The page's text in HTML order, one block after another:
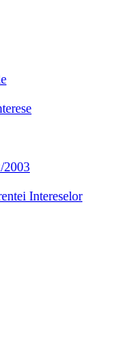
2003
Intereselor